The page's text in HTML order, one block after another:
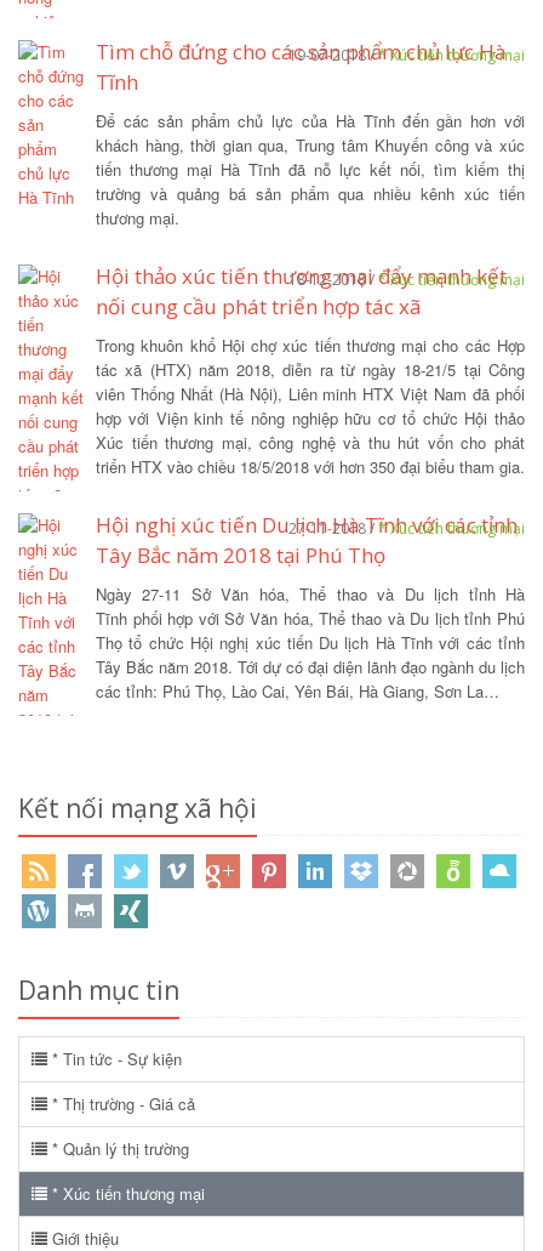
Tìm chỗ đứng cho các sản phẩm chủ lực Hà
Tĩnh
19-07-2018 /* Xúc tiến thương mại
Để các sản phẩm chủ lực của Hà Tĩnh đến gần hơn với
khách hàng, thời gian qua, Trung tâm Khuyến công và xúc
tiến thương mại Hà Tĩnh đã nỗ lực kết nối, tìm kiếm thị
trường và quảng bá sản phẩm qua nhiều kênh xúc tiến
thương mại.
Hội thảo xúc tiến thương mại đẩy mạnh kết
nối cung cầu phát triển hợp tác xã
18-12-2018 /* Xúc tiến thương mại
Trong khuôn khổ Hội chợ xúc tiến thương mại cho các Hợp
tác xã (HTX) năm 2018, diễn ra từ ngày 18-21/5 tại Công
viên Thống Nhất (Hà Nội), Liên minh HTX Việt Nam đã phối
hợp với Viện kinh tế nông nghiệp hữu cơ tổ chức Hội thảo
Xúc tiến thương mại, công nghệ và thu hút vốn cho phát
triển HTX vào chiều 18/5/2018 với hơn 350 đại biểu tham gia.
Hội nghị xúc tiến Du lịch Hà Tĩnh với các tỉnh
Tây Bắc năm 2018 tại Phú Thọ
27-11-2018 /* Xúc tiến thương mại
Ngày 27-11 Sở Văn hóa, Thể thao và Du lịch tỉnh Hà
Tĩnh phối hợp với Sở Văn hóa, Thể thao và Du lịch tỉnh Phú
Thọ tổ chức Hội nghị xúc tiến Du lịch Hà Tĩnh với các tỉnh
Tây Bắc năm 2018. Tới dự có đại diện lãnh đạo ngành du lịch
các tỉnh: Phú Thọ, Lào Cai, Yên Bái, Hà Giang, Sơn La…
Kết nối mạng xã hội
Danh mục tin
* Tin tức - Sự kiện
* Thị trường - Giá cả
* Quản lý thị trường
* Xúc tiến thương mại
Giới thiệu